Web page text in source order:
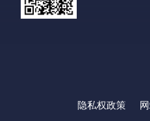
隐私权政策